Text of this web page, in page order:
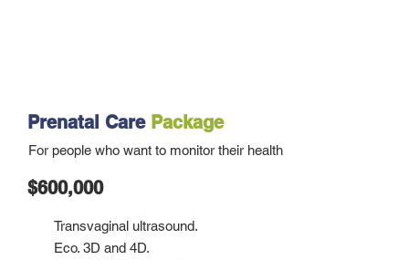
Prenatal Care Package
For people who want to monitor their health
$600,000
Transvaginal ultrasound.
Eco. 3D and 4D.